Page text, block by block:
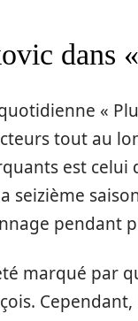
dans
«
tout au
est celui
seizième
pendant
marqué par